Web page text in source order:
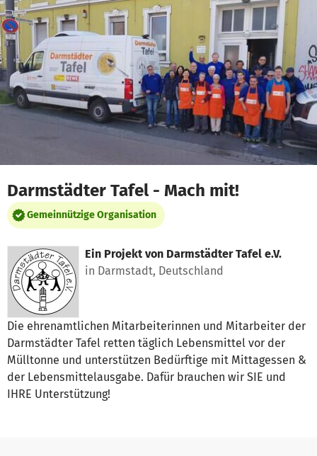
Zum Hauptinhalt springen
Erklärung zur Barrierefreiheit anzeigen
Darmstädter Tafel - Mach mit!
Gemeinnützige Organisation
Ein Projekt von Darmstädter Tafel e.V.
in Darmstadt, Deutschland
Die ehrenamtlichen Mitarbeiterinnen und Mitarbeiter der
Darmstädter Tafel retten täglich Lebensmittel vor der
Mülltonne und unterstützen Bedürftige mit Mittagessen &
der Lebensmittelausgabe. Dafür brauchen wir SIE und
IHRE Unterstützung!